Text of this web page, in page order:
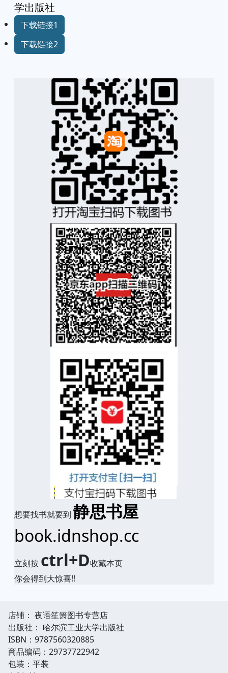
学出版社
下载链接1
下载链接2
想要找书就要到 静思书屋
book.idnshop.cc
立刻按 ctrl+D收藏本页
你会得到大惊喜!!
店铺： 夜语笙箫图书专营店
出版社： 哈尔滨工业大学出版社
ISBN：9787560320885
商品编码：29737722942
包装：平装